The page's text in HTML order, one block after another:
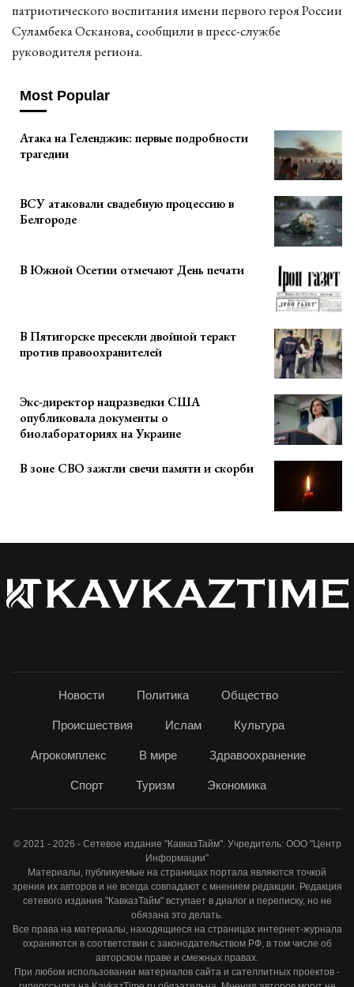
патриотического воспитания имени первого героя России
Суламбека Осканова, сообщили в пресс-службе
руководителя региона.
Most Popular
Атака на Геленджик: первые подробности
трагедии
ВСУ атаковали свадебную процессию в
Белгороде
В Южной Осетии отмечают День печати
В Пятигорске пресекли двойной теракт
против правоохранителей
Экс-директор нацразведки США
опубликовала документы о
биолабораториях на Украине
В зоне СВО зажгли свечи памяти и скорби
Новости Политика Общество
Происшествия Ислам Культура
Агрокомплекс В мире Здравоохранение
Спорт Туризм Экономика
© 2021 - 2026 - Сетевое издание "КавказТайм". Учредитель: ООО "Центр
Информации"
Материалы, публикуемые на страницах портала являются точкой
зрения их авторов и не всегда совпадают с мнением редакции. Редакция
сетевого издания "КавказТайм" вступает в диалог и переписку, но не
обязана это делать.
Все права на материалы, находящиеся на страницах интернет-журнала
охраняются в соответствии с законодательством РФ, в том числе об
авторском праве и смежных правах.
При любом использовании материалов сайта и сателлитных проектов -